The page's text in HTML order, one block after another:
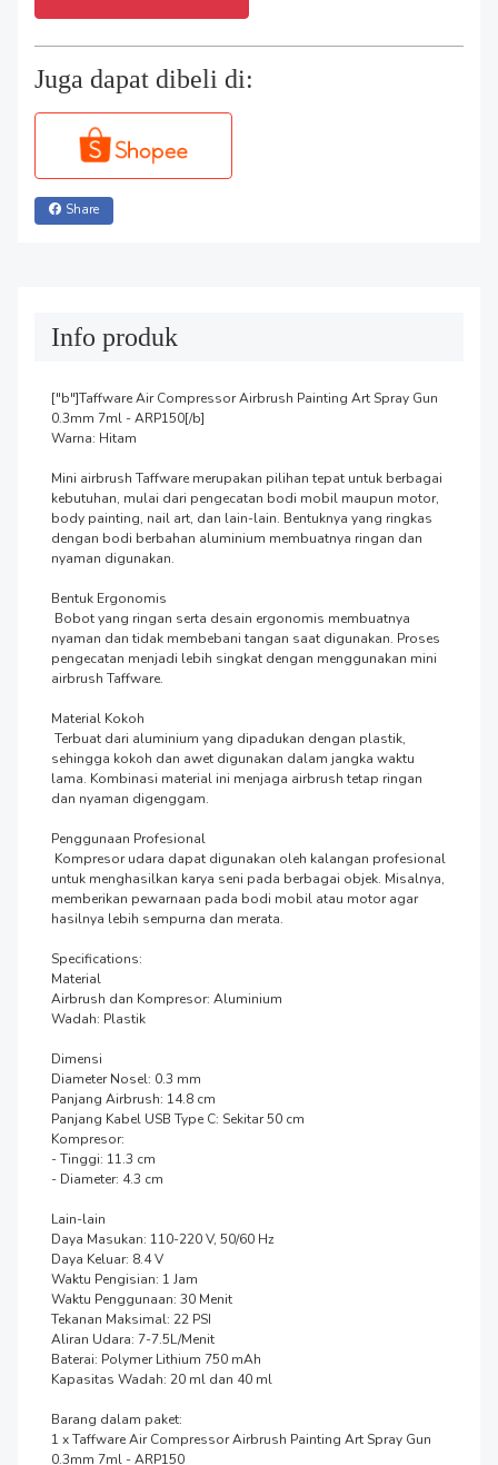
Juga dapat dibeli di:
Share
Info produk
["b"]Taffware Air Compressor Airbrush Painting Art Spray Gun
0.3mm 7ml - ARP150[/b]
Warna: Hitam
Mini airbrush Taffware merupakan pilihan tepat untuk berbagai
kebutuhan, mulai dari pengecatan bodi mobil maupun motor,
body painting, nail art, dan lain-lain. Bentuknya yang ringkas
dengan bodi berbahan aluminium membuatnya ringan dan
nyaman digunakan.
Bentuk Ergonomis
nyaman dan tidak membebani tangan saat digunakan. Proses
pengecatan menjadi lebih singkat dengan menggunakan mini
airbrush Taffware.
Material Kokoh
sehingga kokoh dan awet digunakan dalam jangka waktu
lama. Kombinasi material ini menjaga airbrush tetap ringan
dan nyaman digenggam.
Penggunaan Profesional
untuk menghasilkan karya seni pada berbagai objek. Misalnya,
memberikan pewarnaan pada bodi mobil atau motor agar
hasilnya lebih sempurna dan merata.
Specifications:
Material
Airbrush dan Kompresor: Aluminium
Wadah: Plastik
Dimensi
Diameter Nosel: 0.3 mm
Panjang Airbrush: 14.8 cm
Panjang Kabel USB Type C: Sekitar 50 cm
Kompresor:
- Tinggi: 11.3 cm
- Diameter: 4.3 cm
Lain-lain
Daya Masukan: 110-220 V, 50/60 Hz
Daya Keluar: 8.4 V
Waktu Pengisian: 1 Jam
Waktu Penggunaan: 30 Menit
Tekanan Maksimal: 22 PSI
Aliran Udara: 7-7.5L/Menit
Baterai: Polymer Lithium 750 mAh
Kapasitas Wadah: 20 ml dan 40 ml
Barang dalam paket:
1 x Taffware Air Compressor Airbrush Painting Art Spray Gun
0.3mm 7ml - ARP150